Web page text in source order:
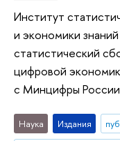
Институт
и экономики
статистический
цифровой
с Минцифры
Наука Издания